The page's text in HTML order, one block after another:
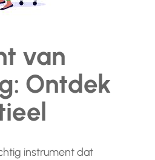
van
Ontdek
instrument dat